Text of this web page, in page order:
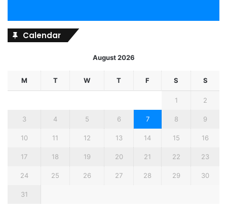
Calendar
August 2026
M T W T F S S
1 2
3 4 5 6 7 8 9
10 11 12 13 14 15 16
17 18 19 20 21 22 23
24 25 26 27 28 29 30
31